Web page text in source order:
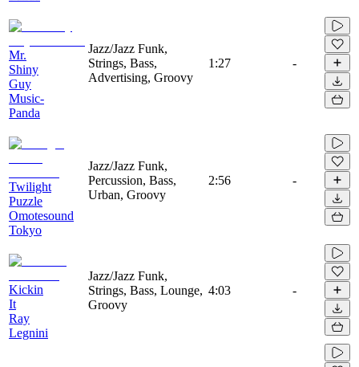
Mr.
Shiny
Guy
Music-
Panda
Jazz/Jazz Funk,
Strings, Bass,
Advertising, Groovy
1:27 -
Twilight
Puzzle
Omotesound
Tokyo
Jazz/Jazz Funk,
Percussion, Bass,
Urban, Groovy
2:56 -
Kickin
It
Ray
Legnini
Jazz/Jazz Funk,
Strings, Bass, Lounge,
Groovy
4:03 -